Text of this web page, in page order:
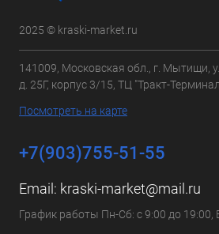
2025 © kraski-market.ru
141009, Московская обл., г. Мытищи,
д. 25Г, корпус 3/15, ТЦ "Тракт-
Посмотреть на карте
+7(903)755-51-55
Email: kraski-market@mail.ru
График работы Пн-Сб: с 9:00 до 19:00,